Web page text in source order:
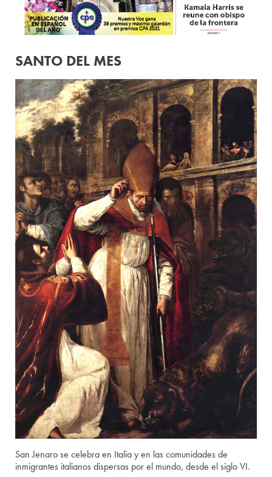
SANTO DEL MES
San Jenaro se celebra en Italia y en las comunidades de
inmigrantes italianos dispersas por el mundo, desde el siglo VI.